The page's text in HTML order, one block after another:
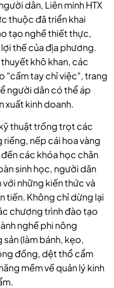
dân, Liên minh HTX
thuộc đã triển khai
tạo nghề thiết thực,
thế của địa phương.
khô khan, các
"cầm tay chỉ việc", trang
người dân có thể áp
xuất kinh doanh.
thuật trồng trọt các
nếp cái hoa vàng
các khóa học chăn
sinh học, người dân
những kiến thức và
tiến. Không chỉ dừng lại
chương trình đào tạo
nghề phi nông
(làm bánh, kẹo,
đồng, dệt thổ cẩm
mềm về quản lý kinh